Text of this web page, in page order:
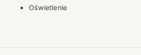
Oświetlenie